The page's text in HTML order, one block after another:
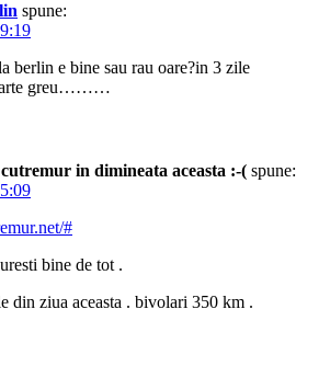
spune:
berlin e bine sau rau oare?in 3 zile
greu………
in dimineata aceasta :-( spune:
#
bine de tot .
din ziua aceasta . bivolari 350 km .